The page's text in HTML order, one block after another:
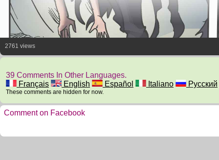
2761 views
39 Comments In Other Languages.
Français
English Español Italiano Русский
These comments are hidden for now.
Comment on Facebook